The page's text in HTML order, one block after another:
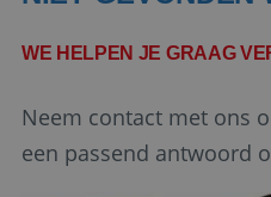
WE HELPEN JE GRAAG
Neem contact met ons
een passend antwoord